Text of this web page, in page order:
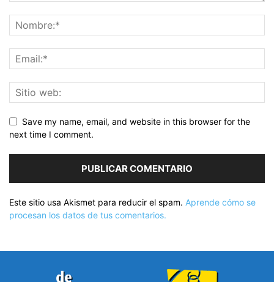
Save my name, email, and website in this browser for the
next time I comment.
Este sitio usa Akismet para reducir el spam. Aprende cómo se
procesan los datos de tus comentarios.